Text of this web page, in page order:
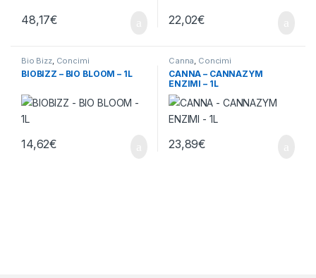
48,17€ 22,02€
Bio Bizz, Concimi
BIOBIZZ – BIO BLOOM – 1L
14,62€
Canna, Concimi
CANNA – CANNAZYM
ENZIMI – 1L
23,89€